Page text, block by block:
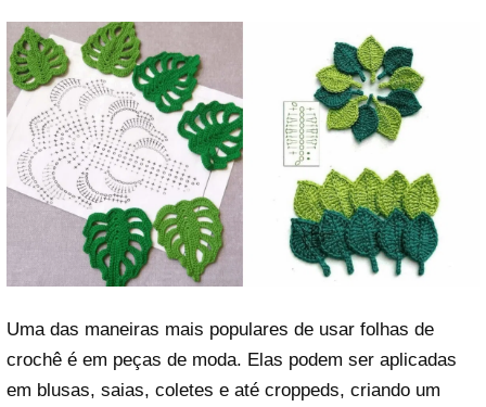
Uma das maneiras mais populares de usar folhas de
crochê é em peças de moda. Elas podem ser aplicadas
em blusas, saias, coletes e até croppeds, criando um